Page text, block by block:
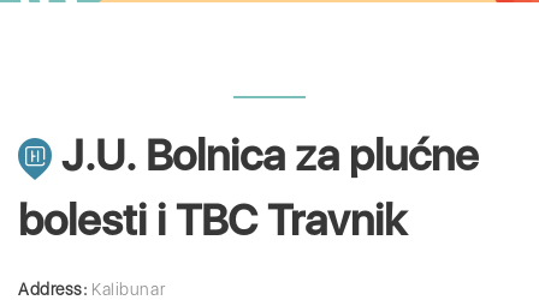
J.U. Bolnica za plućne
bolesti i TBC Travnik
Address: Kalibunar